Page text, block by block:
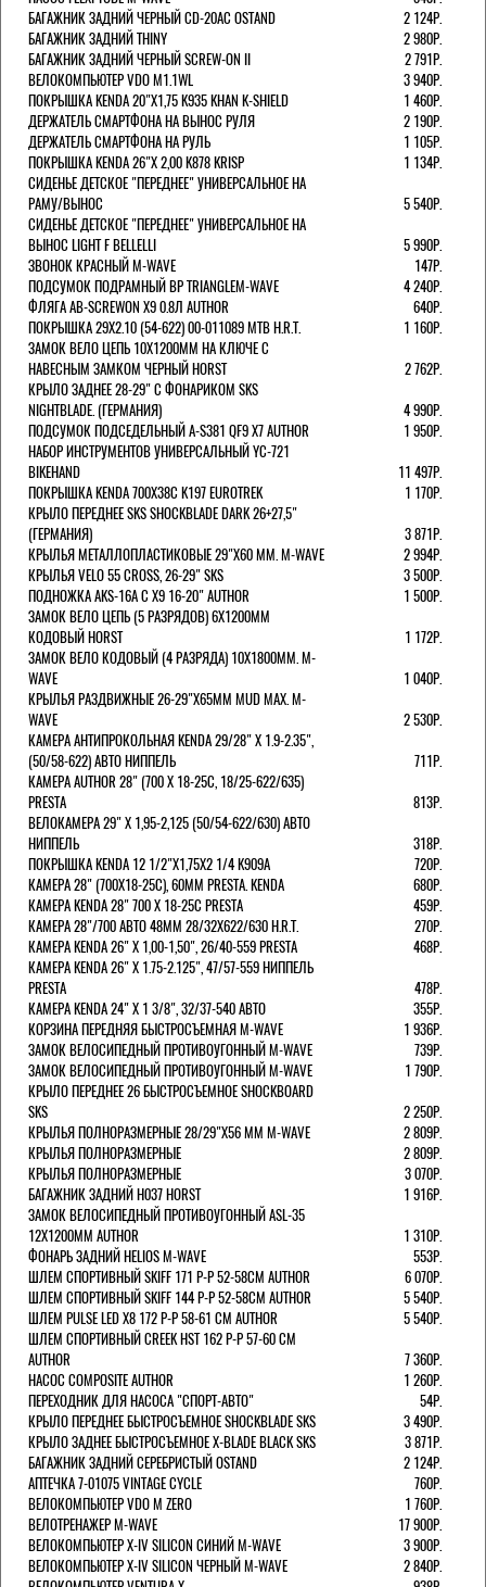
БАГАЖНИК ЗАДНИЙ ЧЕРНЫЙ СD-20AC OSTAND
2 124Р.
БАГАЖНИК ЗАДНИЙ THINY
2 980Р.
БАГАЖНИК ЗАДНИЙ ЧЕРНЫЙ SCREW-ON II
2 791Р.
ВЕЛОКОМПЬЮТЕР VDO M1.1WL
3 940Р.
ПОКРЫШКА KENDA 20"Х1,75 K935 KHAN K-SHIELD
1 460Р.
ДЕРЖАТЕЛЬ СМАРТФОНА НА ВЫНОС РУЛЯ
2 190Р.
ДЕРЖАТЕЛЬ СМАРТФОНА НА РУЛЬ
1 105Р.
ПОКРЫШКА KENDA 26"Х 2,00 K878 KRISP
1 134Р.
СИДЕНЬЕ ДЕТСКОЕ "ПЕРЕДНЕЕ" УНИВЕРСАЛЬНОЕ НА
РАМУ/ВЫНОС
5 540Р.
СИДЕНЬЕ ДЕТСКОЕ "ПЕРЕДНЕЕ" УНИВЕРСАЛЬНОЕ НА
ВЫНОС LIGHT F BELLELLI
5 990Р.
ЗВОНОК КРАСНЫЙ M-WAVE
147Р.
ПОДСУМОК ПОДРАМНЫЙ BP TRIANGLEM-WAVE
4 240Р.
ФЛЯГА AB-SCREWON X9 0.8Л AUTHOR
640Р.
ПОКРЫШКА 29X2.10 (54-622) 00-011089 MTB H.R.T.
1 160Р.
ЗАМОК ВЕЛО ЦЕПЬ 10Х1200ММ НА КЛЮЧЕ С
НАВЕСНЫМ ЗАМКОМ ЧЕРНЫЙ HORST
2 762Р.
КРЫЛО ЗАДНЕЕ 28-29" С ФОНАРИКОМ SKS
NIGHTBLADE. (ГЕРМАНИЯ)
4 990Р.
ПОДСУМОК ПОДСЕДЕЛЬНЫЙ A-S381 QF9 X7 AUTHOR
1 950Р.
НАБОР ИНСТРУМЕНТОВ УНИВЕРСАЛЬНЫЙ YC-721
BIKEHAND
11 497Р.
ПОКРЫШКА KENDA 700Х38С K197 EUROTREK
1 170Р.
КРЫЛО ПЕРЕДНЕЕ SKS SHOCKBLADE DARK 26+27,5"
(ГЕРМАНИЯ)
3 871Р.
КРЫЛЬЯ МЕТАЛЛОПЛАСТИКОВЫЕ 29"Х60 ММ. M-WAVE
2 994Р.
КРЫЛЬЯ VELO 55 CROSS, 26-29" SKS
3 500Р.
ПОДНОЖКА AKS-16A C X9 16-20" AUTHOR
1 500Р.
ЗАМОК ВЕЛО ЦЕПЬ (5 РАЗРЯДОВ) 6Х1200ММ
КОДОВЫЙ HORST
1 172Р.
ЗАМОК ВЕЛО КОДОВЫЙ (4 РАЗРЯДА) 10Х1800ММ. M-
WAVE
1 040Р.
КРЫЛЬЯ РАЗДВИЖНЫЕ 26-29"Х65ММ MUD MAX. M-
WAVE
2 530Р.
КАМЕРА АНТИПРОКОЛЬНАЯ KENDA 29/28" Х 1.9-2.35",
(50/58-622) АВТО НИППЕЛЬ
711Р.
КАМЕРА AUTHOR 28" (700 Х 18-25С, 18/25-622/635)
PRESTA
813Р.
ВЕЛОКАМЕРА 29" X 1,95-2,125 (50/54-622/630) АВТО
НИППЕЛЬ
318Р.
ПОКРЫШКА KENDA 12 1/2"Х1,75X2 1/4 K909A
720Р.
КАМЕРА 28" (700Х18-25С), 60ММ PRESTA. KENDA
680Р.
КАМЕРА KENDA 28" 700 Х 18-25С PRESTA
459Р.
КАМЕРА 28"/700 АВТО 48ММ 28/32Х622/630 H.R.T.
270Р.
КАМЕРА KENDA 26" Х 1,00-1,50", 26/40-559 PRESTA
468Р.
КАМЕРА KENDA 26" Х 1.75-2.125", 47/57-559 НИППЕЛЬ
PRESTA
478Р.
КАМЕРА KENDA 24" Х 1 3/8", 32/37-540 АВТО
355Р.
КОРЗИНА ПЕРЕДНЯЯ БЫСТРОСЪЕМНАЯ M-WAVE
1 936Р.
ЗАМОК ВЕЛОСИПЕДНЫЙ ПРОТИВОУГОННЫЙ M-WAVE
739Р.
ЗАМОК ВЕЛОСИПЕДНЫЙ ПРОТИВОУГОННЫЙ M-WAVE
1 790Р.
КРЫЛО ПЕРЕДНЕЕ 26 БЫСТРОСЪЕМНОЕ SHOCKBOARD
SKS
2 250Р.
КРЫЛЬЯ ПОЛНОРАЗМЕРНЫЕ 28/29"Х56 ММ M-WAVE
2 809Р.
КРЫЛЬЯ ПОЛНОРАЗМЕРНЫЕ
2 809Р.
КРЫЛЬЯ ПОЛНОРАЗМЕРНЫЕ
3 070Р.
БАГАЖНИК ЗАДНИЙ H037 HORST
1 916Р.
ЗАМОК ВЕЛОСИПЕДНЫЙ ПРОТИВОУГОННЫЙ ASL-35
12Х1200ММ AUTHOR
1 310Р.
ФОНАРЬ ЗАДНИЙ HELIOS M-WAVE
553Р.
ШЛЕМ СПОРТИВНЫЙ SKIFF 171 Р-Р 52-58СМ AUTHOR
6 070Р.
ШЛЕМ СПОРТИВНЫЙ SKIFF 144 Р-Р 52-58СМ AUTHOR
5 540Р.
ШЛЕМ PULSE LED X8 172 Р-Р 58-61 СМ AUTHOR
5 540Р.
ШЛЕМ СПОРТИВНЫЙ CREEK HST 162 Р-Р 57-60 СМ
AUTHOR
7 360Р.
НАСОС COMPOSITE AUTHOR
1 260Р.
ПЕРЕХОДНИК ДЛЯ НАСОСА "СПОРТ-АВТО"
54Р.
КРЫЛО ПЕРЕДНЕЕ БЫСТРОСЪЕМНОЕ SHOCKBLADE SKS
3 490Р.
КРЫЛО ЗАДНЕЕ БЫСТРОСЪЕМНОЕ X-BLADE BLACK SKS
3 871Р.
БАГАЖНИК ЗАДНИЙ СЕРЕБРИСТЫЙ OSTAND
2 124Р.
АПТЕЧКА 7-01075 VINTAGE CYCLE
760Р.
ВЕЛОКОМПЬЮТЕР VDO M ZERO
1 760Р.
ВЕЛОТРЕНАЖЕР M-WAVE
17 900Р.
ВЕЛОКОМПЬЮТЕР X-IV SILICON СИНИЙ M-WAVE
3 900Р.
ВЕЛОКОМПЬЮТЕР X-IV SILICON ЧЕРНЫЙ M-WAVE
2 840Р.